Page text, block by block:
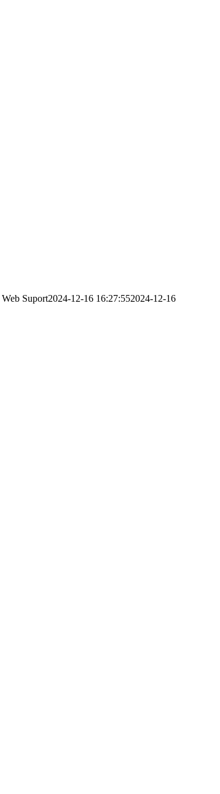
Web Suport2024-12-16 16:27:552024-12-16